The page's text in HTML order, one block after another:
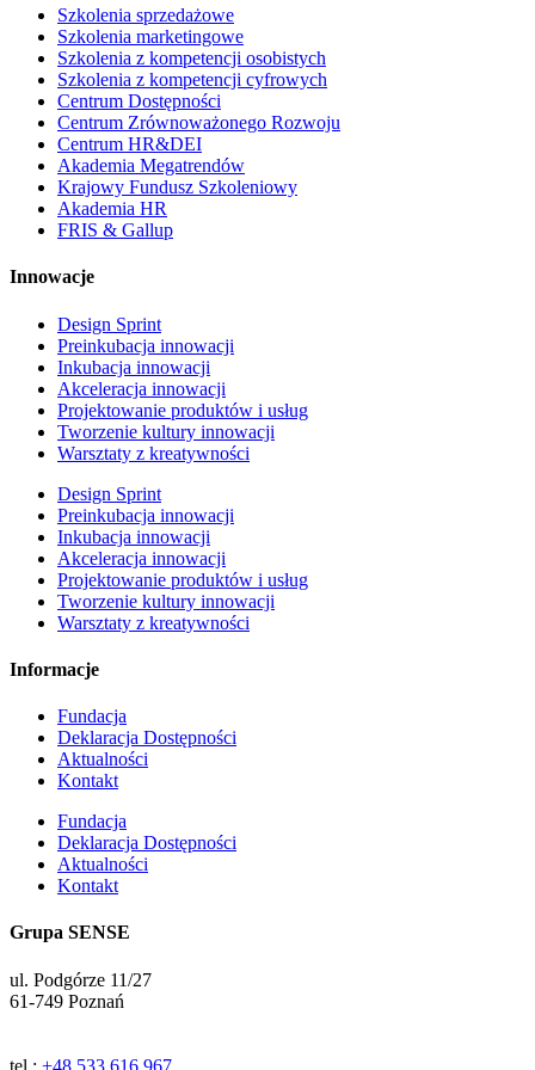
Szkolenia sprzedażowe
Szkolenia marketingowe
Szkolenia z kompetencji osobistych
Szkolenia z kompetencji cyfrowych
Centrum Dostępności
Centrum Zrównoważonego Rozwoju
Centrum HR&DEI
Akademia Megatrendów
Krajowy Fundusz Szkoleniowy
Akademia HR
FRIS & Gallup
Innowacje
Design Sprint
Preinkubacja innowacji
Inkubacja innowacji
Akceleracja innowacji
Projektowanie produktów i usług
Tworzenie kultury innowacji
Warsztaty z kreatywności
Design Sprint
Preinkubacja innowacji
Inkubacja innowacji
Akceleracja innowacji
Projektowanie produktów i usług
Tworzenie kultury innowacji
Warsztaty z kreatywności
Informacje
Fundacja
Deklaracja Dostępności
Aktualności
Kontakt
Fundacja
Deklaracja Dostępności
Aktualności
Kontakt
Grupa SENSE
ul. Podgórze 11/27
61-749 Poznań
tel.: +48 533 616 967